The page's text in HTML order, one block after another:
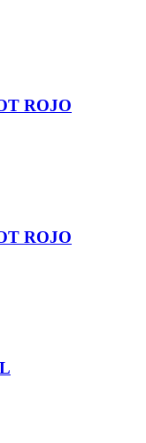
ROJO
ROJO